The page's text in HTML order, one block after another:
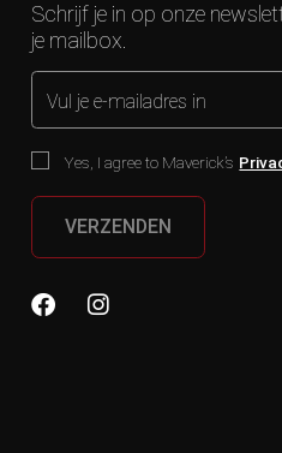
Schrijf je in op onze
je mailbox.
Vul je e-mailadres in
Yes, I agree to Maverick’s
VERZENDEN